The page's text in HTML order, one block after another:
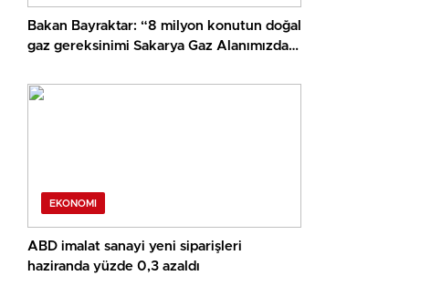
Bakan Bayraktar: “8 milyon konutun doğal
gaz gereksinimi Sakarya Gaz Alanımızdan
EKONOMI
ABD imalat sanayi yeni siparişleri
haziranda yüzde 0,3 azaldı